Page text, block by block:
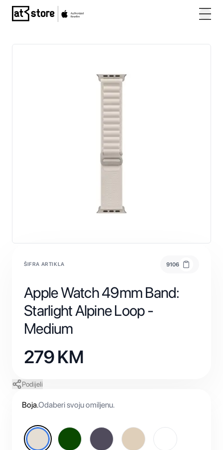
Posjetite početnu stranicu AT Store
ŠIFRA ARTIKLA 9106
Apple Watch 49mm Band:
Starlight Alpine Loop -
Medium
279KM
Podijeli
Boja.Odaberi svoju omiljenu.